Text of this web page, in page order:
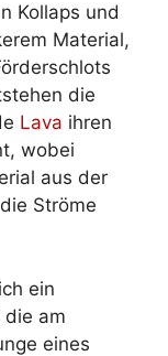
Kollaps und
Material,
die
Lava ihren
wobei
aus der
Ströme
ein
die am
eines